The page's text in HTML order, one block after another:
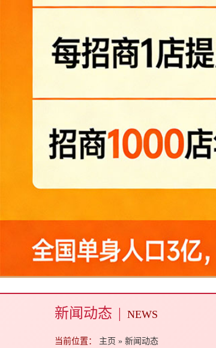
新闻动态 | NEWS
当前位置： 主页 » 新闻动态